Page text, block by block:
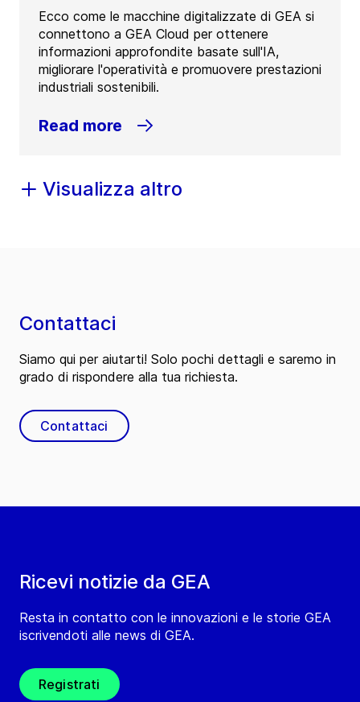
Ecco come le macchine digitalizzate di GEA si
connettono a GEA Cloud per ottenere
informazioni approfondite basate sull'IA,
migliorare l'operatività e promuovere prestazioni
industriali sostenibili.
Read more
Visualizza altro
Ricevi notizie da GEA
Resta in contatto con le innovazioni e le storie GEA
iscrivendoti alle news di GEA.
Registrati
Contattaci
Siamo qui per aiutarti! Solo pochi dettagli e saremo in
grado di rispondere alla tua richiesta.
Contattaci